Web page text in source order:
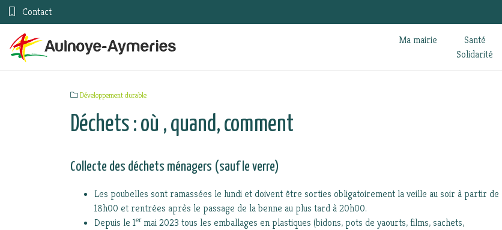
Contact
Ma mairie
Santé
Solidarité
Développement durable
Déchets : où , quand, comment
Collecte des déchets ménagers (sauf le verre)
Les poubelles sont ramassées le lundi et doivent être sorties obligatoirement la veille au soir à partir de
18h00 et rentrées après le passage de la benne au plus tard à 20h00.
Depuis le 1er mai 2023 tous les emballages en plastiques (bidons, pots de yaourts, films, sachets,